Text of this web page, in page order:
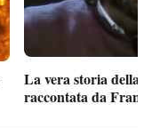
La vera storia della
raccontata da